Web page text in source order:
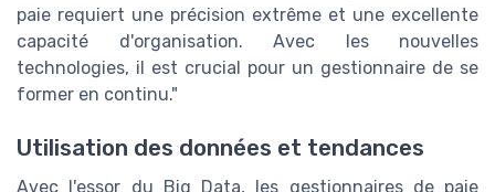
paie requiert une précision extrême et une excellente
capacité d'organisation. Avec les nouvelles
technologies, il est crucial pour un gestionnaire de se
former en continu."
Utilisation des données et tendances
Avec l'essor du Big Data, les gestionnaires de paie